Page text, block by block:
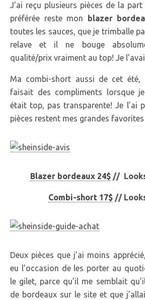
J’ai reçu plusieurs pièces de la
préférée reste mon blazer
toutes les sauces, que je trimballe
relave et il ne bouge
qualité/prix vraiment au top! Je
Ma combi-short aussi de cet
faisait des compliments lorsque
était top, pas transparente! Je l’ai
pièces restent mes grandes favorites
Blazer bordeaux 24$ //
Combi-short 17$ //
Deux pièces que j’ai moins
eu l’occasion de les porter au
le gilet, parce qu’il me semblait
de bordeaux sur le site et que